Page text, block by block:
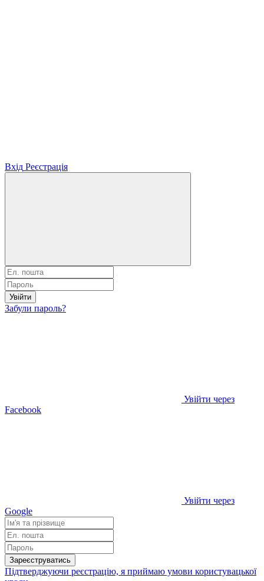
Вхід Реєстрація
Увійти
Забули пароль?
Увійти через
Facebook
Увійти через
Google
Зареєструватись
Підтверджуючи реєстрацію, я приймаю умови користувацької